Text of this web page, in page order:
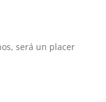
será un placer